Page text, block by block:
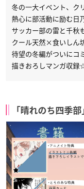
冬の一大イベント、ク
熱心に部活動に励む日
サッカー部の雷と千秋
クール天然×食いしん
待望の冬編がついにコ
描きおろしマンガ収録
「晴れのち四季